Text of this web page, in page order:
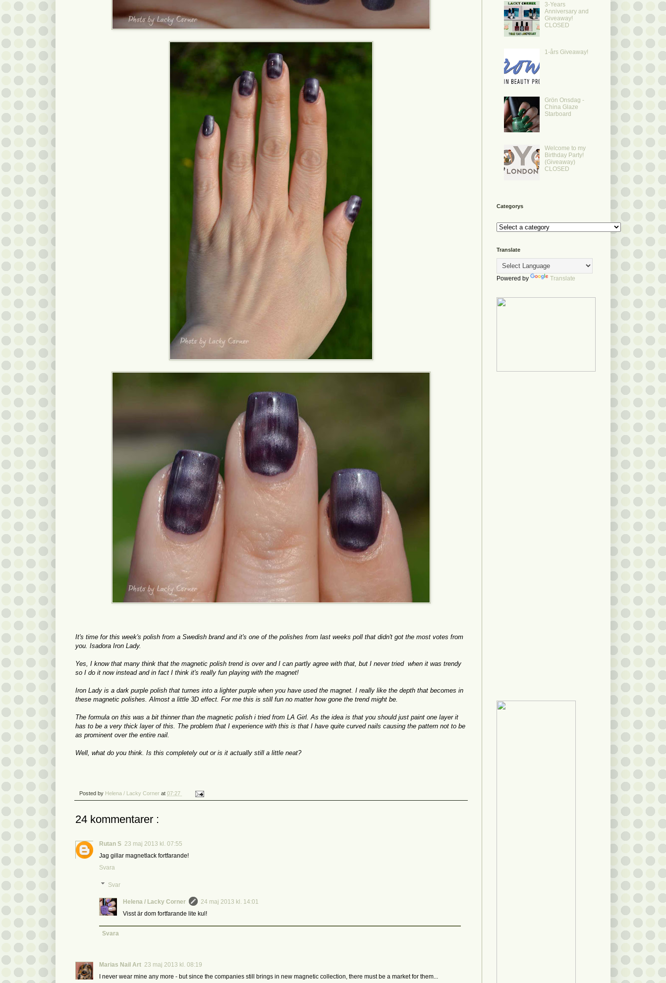
It's time for this week's polish from a Swedish brand and it's one of the polishes from last weeks poll that didn't got the most votes from
you. Isadora Iron Lady.
Yes, I know that many think that the magnetic polish trend is over and I can partly agree with that, but I never tried when it was trendy
so I do it now instead and in fact I think it's really fun playing with the magnet!
Iron Lady is a dark purple polish that turnes into a lighter purple when you have used the magnet. I really like the depth that becomes in
these magnetic polishes. Almost a little 3D effect. For me this is still fun no matter how gone the trend might be.
The formula on this was a bit thinner than the magnetic polish i tried from LA Girl. As the idea is that you should just paint one layer it
has to be a very thick layer of this. The problem that I experience with this is that I have quite curved nails causing the pattern not to be
as prominent over the entire nail.
Well, what do you think. Is this completely out or is it actually still a little neat?
Posted by Helena / Lacky Corner at 07:27
24 kommentarer :
Rutan S 23 maj 2013 kl. 07:55
Jag gillar magnetlack fortfarande!
Svara
Svar
Helena / Lacky Corner
24 maj 2013 kl. 14:01
Visst är dom fortfarande lite kul!
Svara
Marias Nail Art 23 maj 2013 kl. 08:19
I never wear mine any more - but since the companies still brings in new magnetic collection, there must be a market for them...
3-Years
Anniversary and
Giveaway!
CLOSED
1-års Giveaway!
Grön Onsdag -
China Glaze
Starboard
Welcome to my
Birthday Party!
(Giveaway)
CLOSED
Categorys
Translate
Powered by Translate